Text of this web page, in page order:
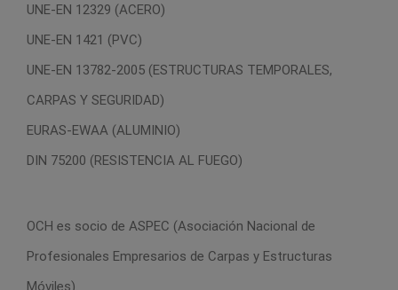
UNE-EN 12329 (ACERO)
UNE-EN 1421 (PVC)
UNE-EN 13782-2005 (ESTRUCTURAS TEMPORALES,
CARPAS Y SEGURIDAD)
EURAS-EWAA (ALUMINIO)
DIN 75200 (RESISTENCIA AL FUEGO)
OCH es socio de ASPEC (Asociación Nacional de
Profesionales Empresarios de Carpas y Estructuras
Móviles).